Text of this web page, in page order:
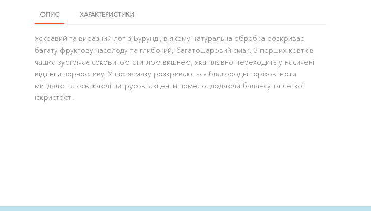
ОПИС ХАРАКТЕРИСТИКИ
Яскравий та виразний лот з Бурунді, в якому натуральна обробка розкриває
багату фруктову насолоду та глибокий, багатошаровий смак. З перших ковтків
чашка зустрічає соковитою стиглою вишнею, яка плавно переходить у насичені
відтінки чорносливу. У післясмаку розкриваються благородні горіхові ноти
мигдалю та освіжаючі цитрусові акценти помело, додаючи балансу та легкої
іскристості.